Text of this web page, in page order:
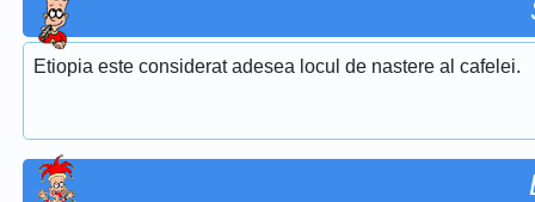
Etiopia este considerat adesea locul de nastere al cafelei.